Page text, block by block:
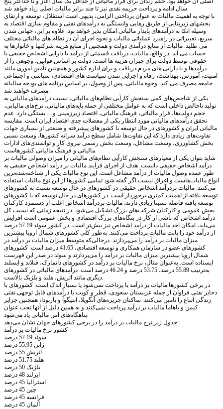
سال ادامه و پرداخت جریمه نقدی نیز تا چند برابر مالیات اصلی زیاد خواهد شد.
با توجه به اهمیت مالیات به عنوان پرداختی الزامی، بدیهی است استقلال، توسعه و ارتقای
بخشهای زیربنایی از طریق رهایی وابستگی به درآمدهای نفتی و مقاوم سازی اقتصاد به
وسیله اتکا به درآمدهای پایدار مالیاتی امکان پذیر خواهد بود. علاوه بر این، جهانی شدن
سریع، تغییراتی در راهبرد عملیاتی مالیات و نحوه اجرای آن در نظام های مالیاتی مختلف
می طلبد. مالیات از منابع درآمدی دولت و همچنین از منابع هزینه شرکتها و خانوارها به
حساب می آید. در واقع، مالیات، دریافت قسمتی از درآمد یا دارایی اشخاص حقیقی یا
حقوقی توسط دولت برای جبران هزینه ها است. دولت بر اساس قوانین، وجوهی را از
درآمدها و یا دارایی های مردم دریافت و برای اداره کشور و همچنین تأمین اموری مانند
امنیت، آموزش، بهداشت، رفاه و اجرایی شدن سیاست های اقتصادی، سیاسی و اجتماعی
جامعه مصرف می کند. وجوه مالیاتی، پس از وصول، بر اساس برنامه های بودجه سالیانه
مصرف خواهند شد.
یکی از شاخص‌های کمی سنجش کارآیی نظام‌های مالیاتی، نسبت درآمدهای مالیاتی به
تولید ناخالص داخلی است که به عوامل مختلفی از جمله پایه‌های مالیاتی، نرخ‌های مالیاتی،
حجم دولت‌ها، فرار مالیاتی، فرهنگ مالیاتی، اقتصاد زیرزمینی و… بستگی دارد. عدم
تحقق درآمدهای مالیاتی مورد انتظار یکی از معضلات جدی اقتصاد ایران است. مقایسه
مالیاتی ایران و کشورهای در حال توسعه با کشورهای پیشرفته و صنعتی از بسیاری جهات
تفاوت‌های زیادی دارد که این تفاوت‌ها شامل سطح درآمد سرانه کشورها، وسعت نسبی
بخش کشاورزی، وسعت مشاغل، وسعت بخش رسمی نیروی کار و توانمندی‌های ادارات
مالیاتی و فرهنگ مالیاتی کشورهاست.
شاید بتوان یکی از معیارهای سنجش کارآیی نظام‌های مالیاتی را میزان وصولی مالیات بر
درآمد اشخاص حقیقی دانست. هدف از اجرای فرآیند مالیات بر درآمد اشخاص حقیقی به
طور عمده وصول مالیات ‌از درآمد مشاغل است. این نوع مالیات یکی از شناخته‌شده‌ترین
انواع مالیات‌هاست و اغراق نیست اگر گفته شود تمامی کشورها از این نوع مالیات استفاده
می‌کنند. مالیات بردرآمد اشخاص حقیقی در کشورهای در حال توسعه نسبت به کشورهای
توسعه یافته از اهمیت کم‌تری برخوردار است. در کشورهای در حال توسعه که با کشورهای
توسعه یافته فاصله نسبتا زیادی دارند، مالیات بردرآمد اشخاص اغلب از دستمزد کارکنان
بخش عمومی و کارکنان شرکت‌های بزرگ تشکیل می‌شود. در نتیجه زمانی که نسبت کل
درآمد اشخاص که ناشی از کار در بنگاه‌های بزرگ اقتصادی و بخش عمومی است افزایش
می‌یابد، امکان اخذ مالیات از درآمد اشخاص نیز بیش‌تر است. در کشور سوئد 57.19 درصد
از درآمد خود را بابت مالیات پرداخت می‌کنند. به‌طور کلی کشورهای شمال اروپا بیشترین
میزان مالیات بر درآمد را می‌پردازند. درحالی‌که متوسط میزان مالیات بر درآمد در
کشورهای عضو در سازمان همکاری و توسعه اقتصادی، 41.65 درصد است. کشورهای
شمال اروپا بیشترین میزان مالیات بر درآمد را می‌پردازند و سوئد در صدر این فهرست
ایستاده است. به‌عنوان مثال، نرخ مالیات بر درآمد در کشورهای دانمارک، فنلاند و ایسلند
به‌ترتیب 55.89 درصد، 53.75 درصد و 46.24 درصد است. درآمدهای مالیاتی در کشورهای
دیگری مانند اتریش، هلند و بلژیک بالاست.
در برخی کشورها مالیات بر درآمد یا پرداخت نمی‌شود یا بسیار اندک است. کشورهای با
ذخایر نفتی فراوان از جمله عربستان سعودی، قطر و کویت با درآمدهای قابل توجهی نفتی
زندگی اتباع را تامین می‌کنند. ساکنان جزیره‌های آنگویلا، انتیگوآ و باربودا، همچنین جزایر
کیمن و باهاما مالیات بر درآمد پرداخت نمی‌کنند و به همین دلیل از آنها تحت عنوان
پناهگاه‌های امن مالیاتی یاد می‌شود.
جدول زیر نرخ مالیات بر درآمد را در برخی کشورهای جهان نشان می‌دهد:
کشور نرخ مالیات بر درآمد
سوئد 57.19 درصد
ژاپن 55.95 درصد
اتریش 55 درصد
هلند 51.75 درصد
بلژیک 50 درصد
ایرلند 48 درصد
استرالیا 45 درصد
چین 45 درصد
فرانسه 45 درصد
آلمان 45 درصد